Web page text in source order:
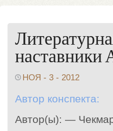
НОЯ - 3 - 2012
Автор конспекта:
Автор(ы): —